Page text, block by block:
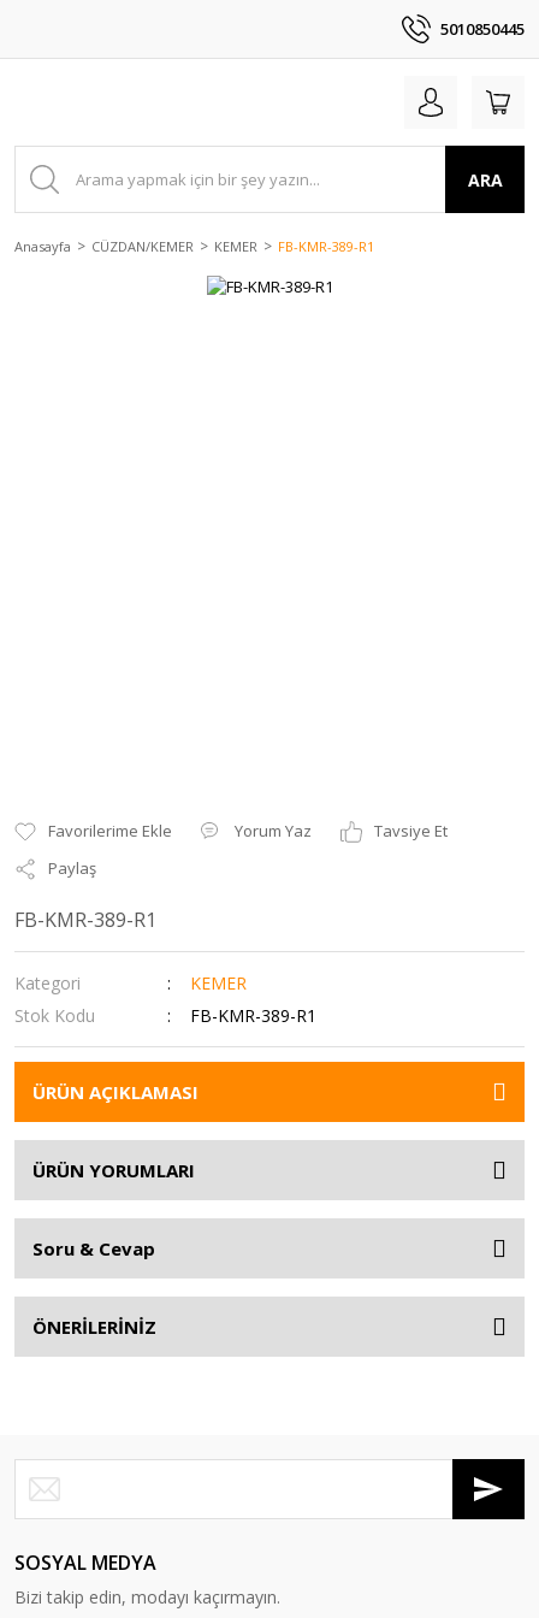
5010850445
ARA
Anasayfa CÜZDAN/KEMER KEMER FB-KMR-389-R1
Yorum Yaz
Tavsiye Et
Paylaş
FB-KMR-389-R1
Kategori
KEMER
Stok Kodu
FB-KMR-389-R1
ÜRÜN AÇIKLAMASI
ÜRÜN YORUMLARI
Soru & Cevap
ÖNERİLERİNİZ
SOSYAL MEDYA
Bizi takip edin, modayı kaçırmayın.